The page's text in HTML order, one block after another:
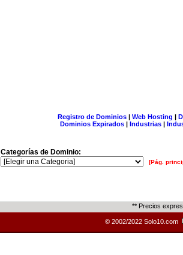
Registro de Dominios| Web Hosting |
Dominios Expirados | Industrias |
Categorías de Dominio:
[Pág.
** Precios
© 2002/2022 Solo10.com